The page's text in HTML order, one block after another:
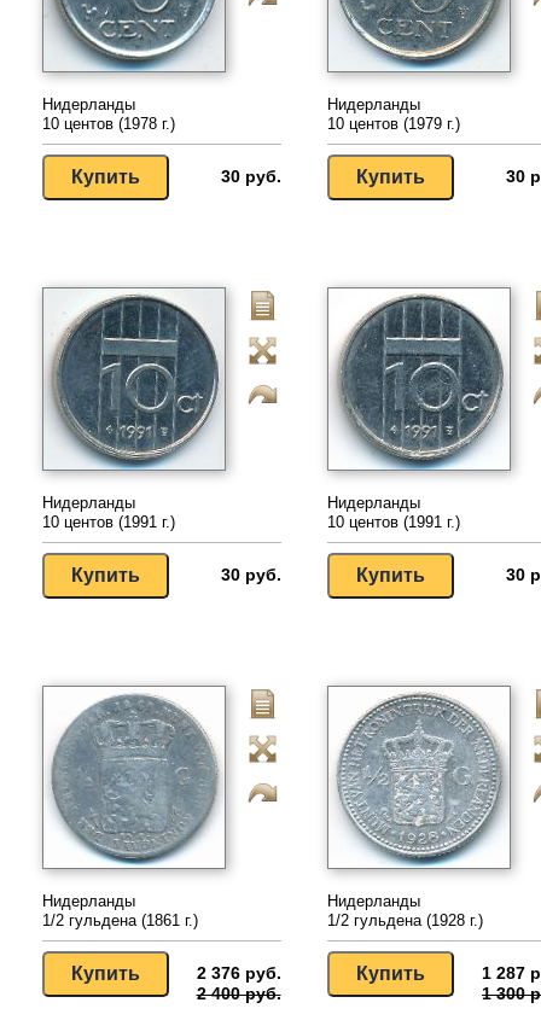
Нидерланды
10 центов (1978 г.)
30 руб.
Нидерланды
10 центов (1979 г.)
30
Нидерланды
10 центов (1991 г.)
30 руб.
Нидерланды
10 центов (1991 г.)
30
Нидерланды
1/2 гульдена (1861 г.)
2 376 руб.
2 400 руб.
Нидерланды
1/2 гульдена (1928 г.)
1 287
1 300